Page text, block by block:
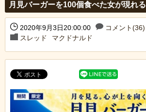
月見バーガーを100個食べた女が現れる
2020年9月3日20:00:00
コメント(36)
スレッド
マクドナルド